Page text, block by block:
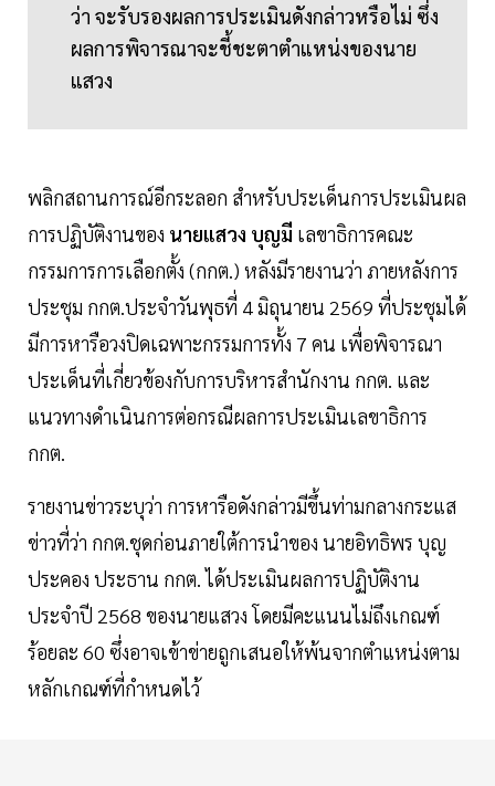
ว่า จะรับรองผลการประเมินดังกล่าวหรือไม่ ซึ่ง
ผลการพิจารณาจะชี้ชะตาตำแหน่งของนาย
แสวง
พลิกสถานการณ์อีกระลอก สำหรับประเด็นการประเมินผล
การปฏิบัติงานของ นายแสวง บุญมี เลขาธิการคณะ
กรรมการการเลือกตั้ง (กกต.) หลังมีรายงานว่า ภายหลังการ
ประชุม กกต.ประจำวันพุธที่ 4 มิถุนายน 2569 ที่ประชุมได้
มีการหารือวงปิดเฉพาะกรรมการทั้ง 7 คน เพื่อพิจารณา
ประเด็นที่เกี่ยวข้องกับการบริหารสำนักงาน กกต. และ
แนวทางดำเนินการต่อกรณีผลการประเมินเลขาธิการ
กกต.
รายงานข่าวระบุว่า การหารือดังกล่าวมีขึ้นท่ามกลางกระแส
ข่าวที่ว่า กกต.ชุดก่อนภายใต้การนำของ นายอิทธิพร บุญ
ประคอง ประธาน กกต. ได้ประเมินผลการปฏิบัติงาน
ประจำปี 2568 ของนายแสวง โดยมีคะแนนไม่ถึงเกณฑ์
ร้อยละ 60 ซึ่งอาจเข้าข่ายถูกเสนอให้พ้นจากตำแหน่งตาม
หลักเกณฑ์ที่กำหนดไว้